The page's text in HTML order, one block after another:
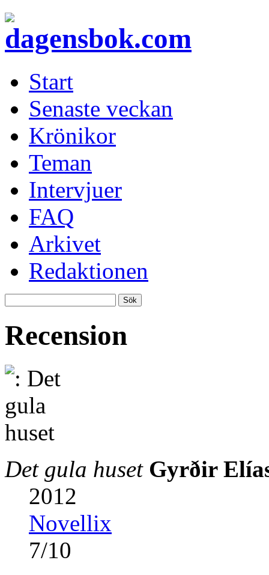
Start
Senaste veckan
Krönikor
Teman
Intervjuer
FAQ
Arkivet
Redaktionen
Recension
Det gula huset Gyrðir
2012
Novellix
7/10